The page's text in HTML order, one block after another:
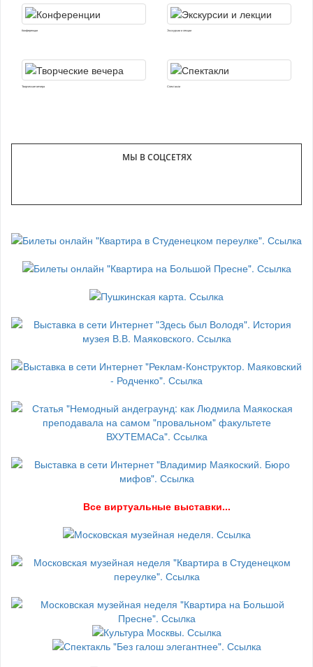
Конференции Экскурсии и лекции
Творческие вечера Спектакли
МЫ В СОЦСЕТЯХ
Все виртуальные выставки...